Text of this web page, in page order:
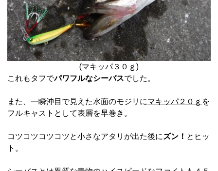
(マキッパ３０ｇ)
これもタフでパワフルなシーバスでした。
また、一瞬沖目で見えた水面のモジリにマキッパ２０ｇ を
フルキャストとして表層を早巻き。
コツコツコツコツと小さなアタリが出た後にズン！ とヒッ
ト。